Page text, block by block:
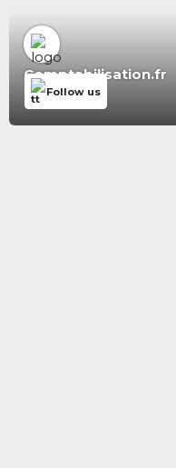
Comptabilisation.fr
Follow us